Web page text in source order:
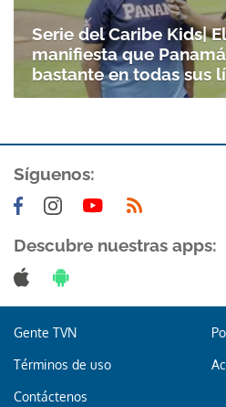
Serie del Caribe Kids|
manifiesta que
bastante en todas sus
Síguenos:
Descubre nuestras apps:
Gente TVN
Términos de uso
Contáctenos